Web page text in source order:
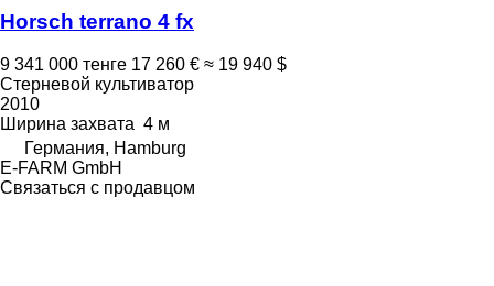
Horsch terrano 4 fx
9 341 000 тенге 17 260 € ≈ 19 940 $
Стерневой культиватор
2010
Ширина захвата 4 м
Германия, Hamburg
E-FARM GmbH
Связаться с продавцом